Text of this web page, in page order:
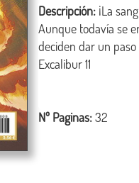
Descripción: ¡La
Aunque todavía se
deciden dar un
Nº Paginas:32